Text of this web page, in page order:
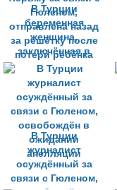
В Турции
беременная
женщина,
заключённая в
тюрьму за связи с
Гюленом,
отправлена назад
за решётку после
потери ребёнка
В Турции
журналист
осуждённый за
связи с Гюленом,